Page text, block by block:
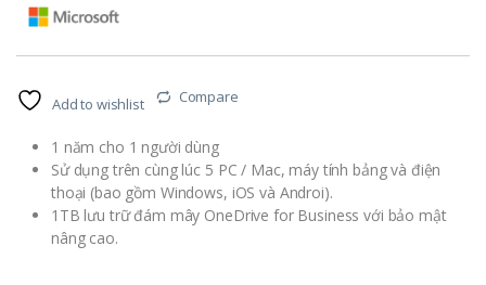
Add to wishlist Compare
1 năm cho 1 người dùng
Sử dụng trên cùng lúc 5 PC / Mac, máy tính bảng và điện
thoại (bao gồm Windows, iOS và Androi).
1TB lưu trữ đám mây OneDrive for Business với bảo mật
nâng cao.